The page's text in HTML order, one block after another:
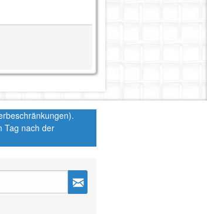
Tag nach der